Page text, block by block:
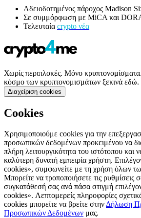
Αδειοδοτημένος πάροχος Madison
Σε συμμόρφωση με MiCA και
Τελευταία crypto νέα
Χωρίς περιπλοκές. Μόνο
κόσμο των κρυπτονομισμάτων ξεκινά εδώ.
Διαχείριση cookies
Cookies
Χρησιμοποιούμε cookies για την
προσωπικών δεδομένων προκειμένου να
πλήρη λειτουργικότητα του ιστότοπου και
καλύτερη δυνατή εμπειρία χρήστη.
cookies», συμφωνείτε με τη χρήση όλων
Μπορείτε να τροποποιήσετε τις ρυθμίσεις
συγκατάθεσή σας ανά πάσα στιγμή
cookies». Λεπτομερείς πληροφορίες
cookies μπορείτε να βρείτε στην Δήλωση
Προσωπικών Δεδομένων μας.